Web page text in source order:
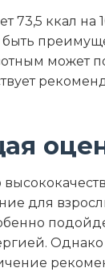
73,5 ккал на
быть
может
для
Однако